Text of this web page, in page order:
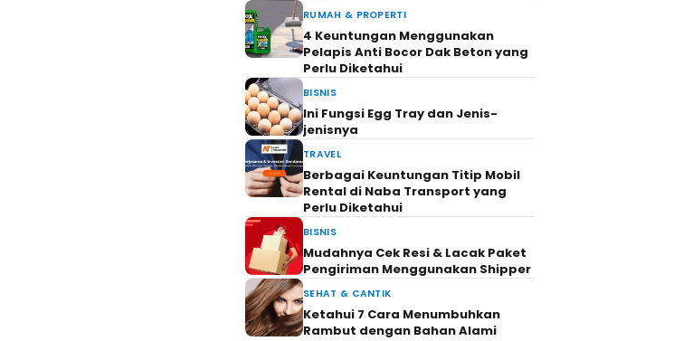
RUMAH & PROPERTI
4 Keuntungan Menggunakan
Pelapis Anti Bocor Dak Beton yang
Perlu Diketahui
BISNIS
Ini Fungsi Egg Tray dan Jenis-
jenisnya
TRAVEL
Berbagai Keuntungan Titip Mobil
Rental di Naba Transport yang
Perlu Diketahui
BISNIS
Mudahnya Cek Resi & Lacak Paket
Pengiriman Menggunakan Shipper
SEHAT & CANTIK
Ketahui 7 Cara Menumbuhkan
Rambut dengan Bahan Alami